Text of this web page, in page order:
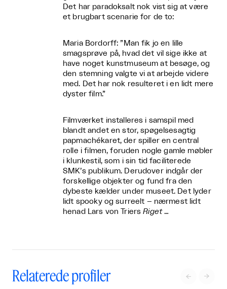
Det har paradoksalt nok vist sig at være
et brugbart scenarie for de to:
Maria Bordorff: ”Man fik jo en lille
smagsprøve på, hvad det vil sige ikke at
have noget kunstmuseum at besøge, og
den stemning valgte vi at arbejde videre
med. Det har nok resulteret i en lidt mere
dyster film.”
Filmværket installeres i samspil med
blandt andet en stor, spøgelsesagtig
papmachékaret, der spiller en central
rolle i filmen, foruden nogle gamle møbler
i klunkestil, som i sin tid faciliterede
SMK’s publikum. Derudover indgår der
forskellige objekter og fund fra den
dybeste kælder under museet. Det lyder
lidt spooky og surreelt – nærmest lidt
henad Lars von TriersRiget…
Relaterede profiler  